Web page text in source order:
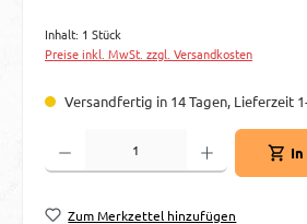
Inhalt: 1 Stück
Preise inkl. MwSt. zzgl. Versandkosten
Versandfertig in 14 Tagen, Lieferzeit
Produkt Anzahl: Gib den gewünschten Wert
Zum Merkzettel hinzufügen